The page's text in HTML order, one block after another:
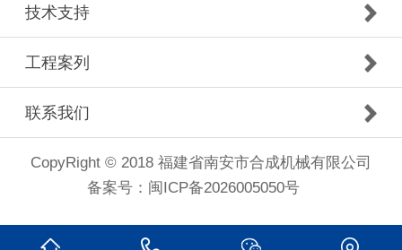
技术支持
工程案列
联系我们
CopyRight © 2018 福建省南安市合成机械有限公司
备案号： 闽ICP备2026005050号